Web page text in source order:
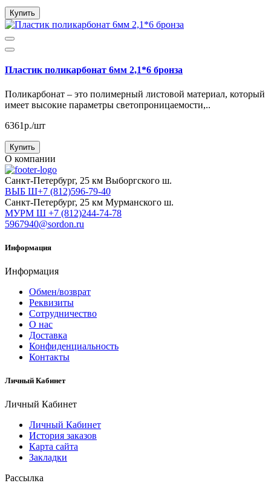
Купить
Пластик поликарбонат 6мм 2,1*6 бронза
Поликарбонат – это полимерный листовой материал, который
имеет высокие параметры светопроницаемости,..
6361р./шт
Купить
О компании
Cанкт-Петербург, 25 км Выборгского ш.
ВЫБ Ш+7 (812)596-79-40
Cанкт-Петербург, 25 км Мурманского ш.
МУРМ Ш +7 (812)244-74-78
5967940@sordon.ru
Информация
Информация
Обмен/возврат
Реквизиты
Сотрудничество
О нас
Доставка
Конфиденциальность
Контакты
Личный Кабинет
Личный Кабинет
Личный Кабинет
История заказов
Карта сайта
Закладки
Рассылка